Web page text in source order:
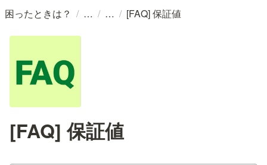
困ったときは？ / / / [FAQ] 保証値
[FAQ] 保証値